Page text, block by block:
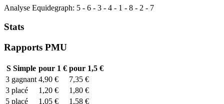
Analyse Equidegraph: 5 - 6 - 3 - 4 - 1 - 8 - 2 - 7
Stats
Rapports PMU
SSimple pour 1 € pour 1,5 €
3 gagnant 4,90 €
7,35 €
3 placé 1,20 €
1,80 €
5 placé 1,05 € 1,58 €